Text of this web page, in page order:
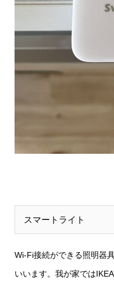
スマートライト
Wi-Fi接続ができる照明器
いいます。我が家では